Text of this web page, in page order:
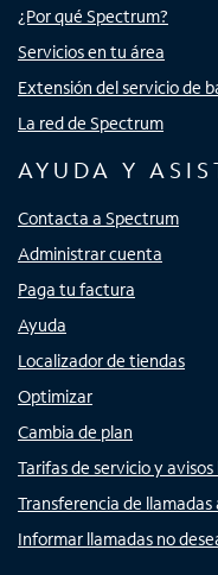
¿Por qué Spectrum?
Servicios en tu área
Extensión del servicio de
La red de Spectrum
AYUDA Y
Contacta a Spectrum
Administrar cuenta
Paga tu factura
Ayuda
Localizador de tiendas
Optimizar
Cambia de plan
Tarifas de servicio y avisos
Transferencia de
Informar llamadas no